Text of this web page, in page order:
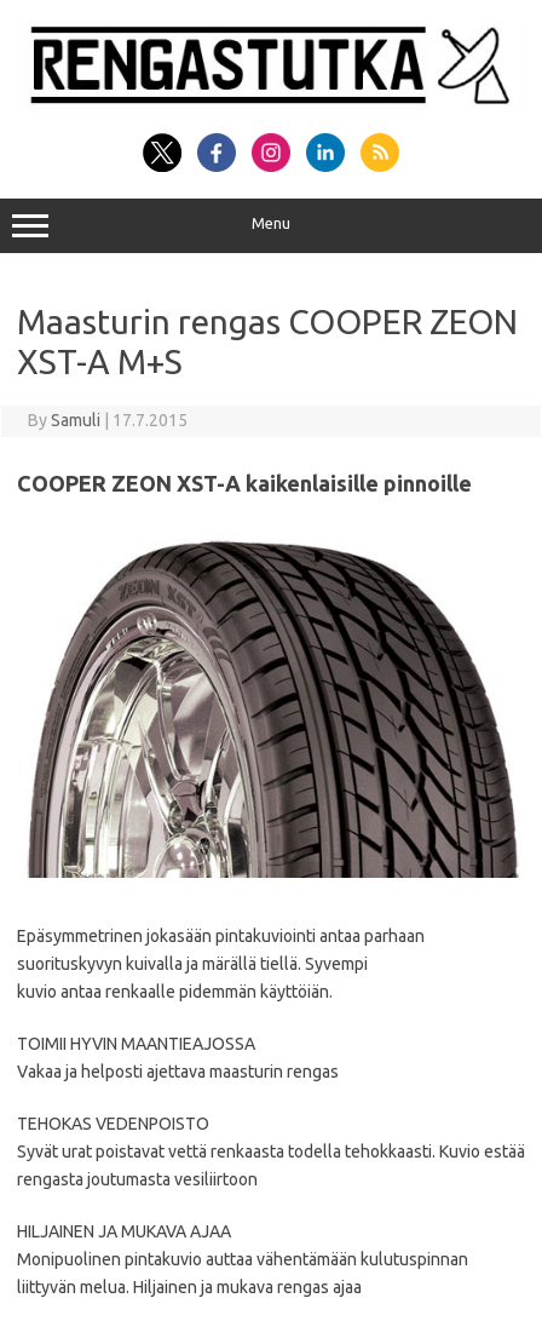
content
Menu
Maasturin rengas COOPER ZEON
XST-A M+S
BySamuli 17.7.2015
COOPER ZEON XST-A kaikenlaisille pinnoille
Epäsymmetrinen jokasään pintakuviointi antaa parhaan
suorituskyvyn kuivalla ja märällä tiellä. Syvempi
kuvio antaa renkaalle pidemmän käyttöiän.
TOIMII HYVIN MAANTIEAJOSSA
Vakaa ja helposti ajettava maasturin rengas
TEHOKAS VEDENPOISTO
Syvät urat poistavat vettä renkaasta todella tehokkaasti. Kuvio estää
rengasta joutumasta vesiliirtoon
HILJAINEN JA MUKAVA AJAA
Monipuolinen pintakuvio auttaa vähentämään kulutuspinnan
liittyvän melua. Hiljainen ja mukava rengas ajaa